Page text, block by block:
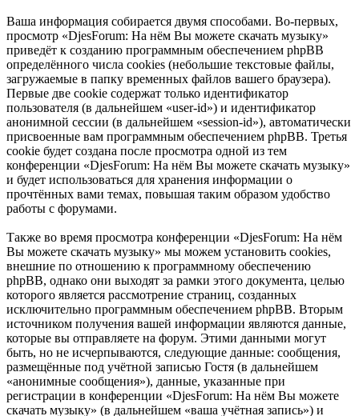
Ваша информация собирается двумя способами. Во-первых,
просмотр «DjesForum: На нём Вы можете скачать музыку»
приведёт к созданию программным обеспечением phpBB
определённого числа cookies (небольшие текстовые файлы,
загружаемые в папку временных файлов вашего браузера).
Первые две cookie содержат только идентификатор
пользователя (в дальнейшем «user-id») и идентификатор
анонимной сессии (в дальнейшем «session-id»), автоматически
присвоенные вам программным обеспечением phpBB. Третья
cookie будет создана после просмотра одной из тем
конференции «DjesForum: На нём Вы можете скачать музыку»
и будет использоваться для хранения информации о
прочтённых вами темах, повышая таким образом удобство
работы с форумами.
Также во время просмотра конференции «DjesForum: На нём
Вы можете скачать музыку» мы можем установить cookies,
внешние по отношению к программному обеспечению
phpBB, однако они выходят за рамки этого документа, целью
которого является рассмотрение страниц, созданных
исключительно программным обеспечением phpBB. Вторым
источником получения вашей информации являются данные,
которые вы отправляете на форум. Этими данными могут
быть, но не исчерпываются, следующие данные: сообщения,
размещённые под учётной записью Гостя (в дальнейшем
«анонимные сообщения»), данные, указанные при
регистрации в конференции «DjesForum: На нём Вы можете
скачать музыку» (в дальнейшем «ваша учётная запись») и